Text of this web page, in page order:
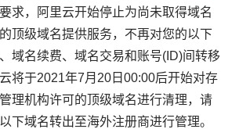
求，阿里云开始停止为尚未取得域名
顶级域名提供服务，不再对您的以下
域名续费、域名交易和账号(ID)间转移
将于2021年7月20日00:00后开始对存
理机构许可的顶级域名进行清理，请
下域名转出至海外注册商进行管理。